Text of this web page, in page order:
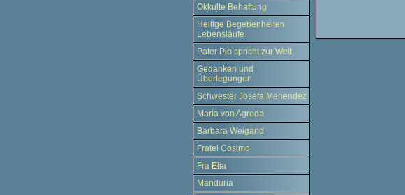
Okkulte Behaftung
Heilige Begebenheiten
Lebensläufe
Pater Pio spricht zur Welt
Gedanken und
Überlegungen
Schwester Josefa Menendez
Maria von Agreda
Barbara Weigand
Fratel Cosimo
Fra Elia
Manduria